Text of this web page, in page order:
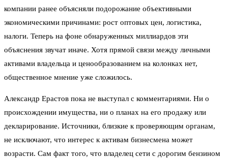
компании ранее объясняли подорожание объективными
экономическими причинами: рост оптовых цен, логистика,
налоги. Теперь на фоне обнаруженных миллиардов эти
объяснения звучат иначе. Хотя прямой связи между личными
активами владельца и ценообразованием на колонках нет,
общественное мнение уже сложилось.
Александр Ерастов пока не выступал с комментариями. Ни о
происхождении имущества, ни о планах на его продажу или
декларирование. Источники, близкие к проверяющим органам,
не исключают, что интерес к активам бизнесмена может
возрасти. Сам факт того, что владелец сети с дорогим бензином